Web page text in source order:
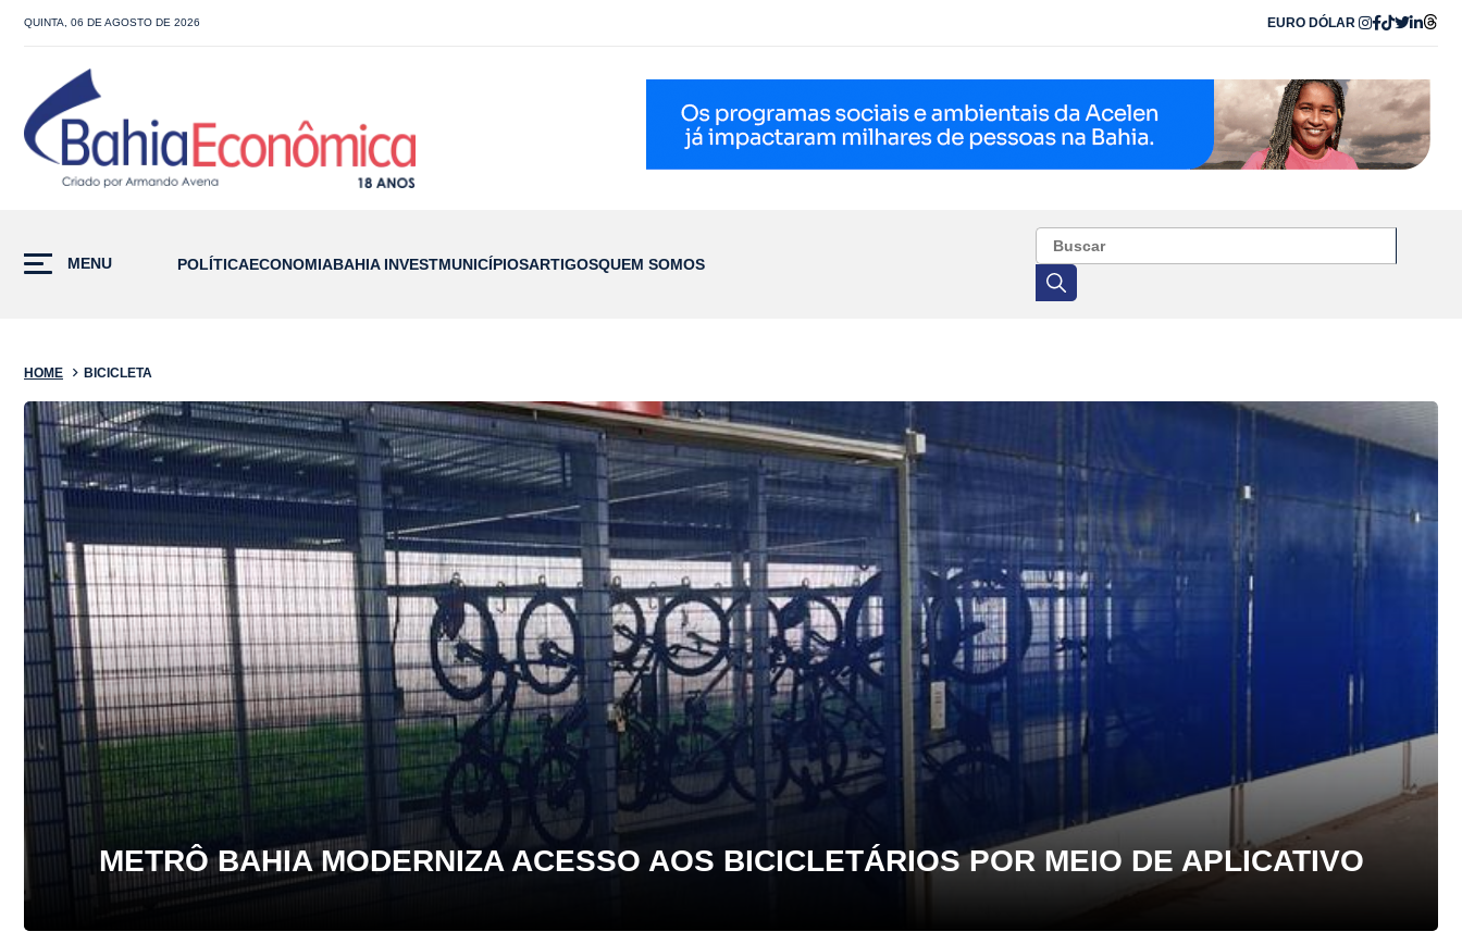
QUINTA, 06 DE AGOSTO DE 2026 EURO DÓLAR
MENU POLÍTICAECONOMIABAHIA INVESTMUNICÍPIOSARTIGOSQUEM SOMOS
HOME BICICLETA
METRÔ BAHIA MODERNIZA ACESSO AOS BICICLETÁRIOS POR MEIO DE APLICATIVO